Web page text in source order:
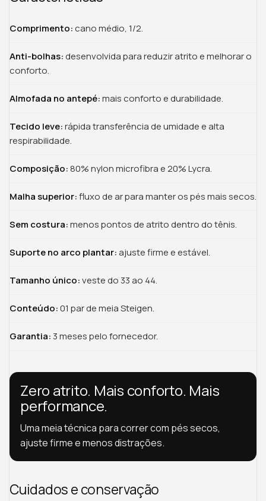
Comprimento:cano médio, 1/2.
Anti-bolhas:desenvolvida para reduzir atrito e melhorar o
conforto.
Almofada no antepé:mais conforto e durabilidade.
Tecido leve:rápida transferência de umidade e alta
respirabilidade.
Composição:80% nylon microfibra e 20% Lycra.
Malha superior:fluxo de ar para manter os pés mais secos.
Sem costura:menos pontos de atrito dentro do tênis.
Suporte no arco plantar:ajuste firme e estável.
Tamanho único:veste do 33 ao 44.
Conteúdo:01 par de meia Steigen.
Garantia: 3 meses pelo fornecedor.
Zero atrito. Mais conforto. Mais
performance.
Uma meia técnica para correr com pés secos,
ajuste firme e menos distrações.
Cuidados e conservação